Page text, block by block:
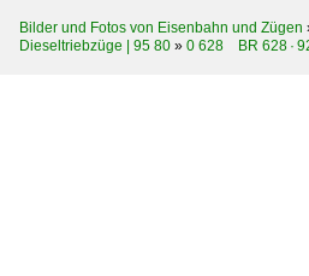
Bilder und Fotos von Eisenbahn und Zügen
Dieseltriebzüge | 95 80 » 0 628 BR 628 ·